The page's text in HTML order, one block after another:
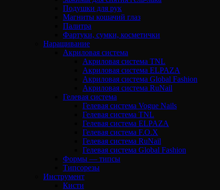
Подушки для рук
Магниты кошачий глаз
Палитра
Фартуки, сумки, косметички
Наращивание
Акриловая система
Акриловая система TNL
Акриловая система ELPAZA
Акриловая система Global Fashion
Акриловая система RuNail
Гелевая система
Гелевая система Vogue Nails
Гелевая система TNL
Гелевая система ELPAZA
Гелевая система F.O.X
Гелевая система RuNail
Гелевая система Global Fashion
Формы — типсы
Типсорезы
Инструмент
Кисти